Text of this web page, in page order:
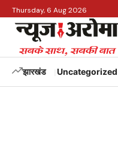
Thursday, 6 Aug 2026
झारखंड Uncategorized